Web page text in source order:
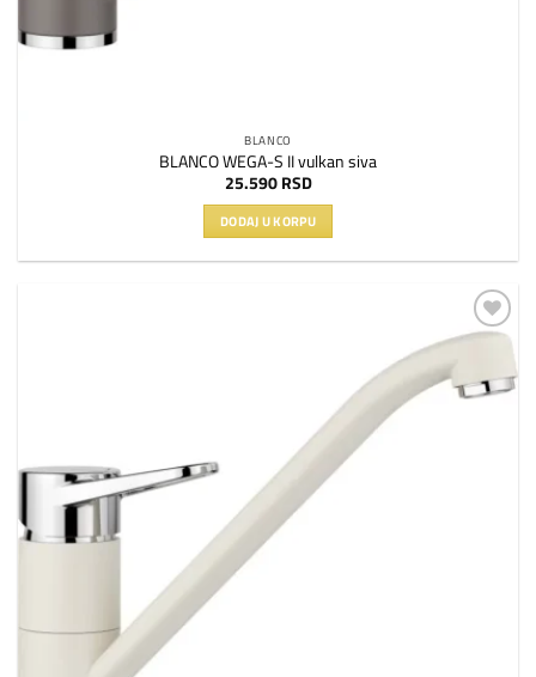
BLANCO
BLANCO WEGA-S II vulkan siva
25.590 RSD
DODAJ U KORPU
listu
želja